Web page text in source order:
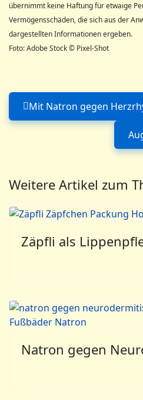
übernimmt keine Haftung für etwaige
Vermögensschäden, die sich aus der
dargestellten Informationen ergeben.
Foto: Adobe Stock © Pixel-Shot
Mit Natron gegen
Weitere Artikel zum
Zäpfli als
Natron gegen